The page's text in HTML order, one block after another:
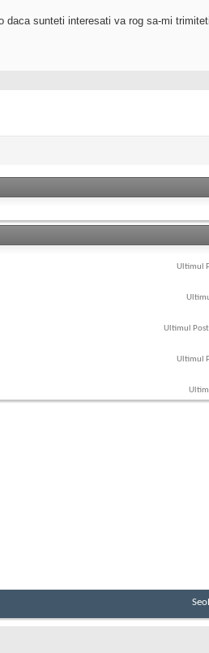
sunteti interesati va rog sa-mi
Ultimul
Ultimul
Ultimul